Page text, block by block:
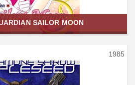
SAILOR MOON
1985